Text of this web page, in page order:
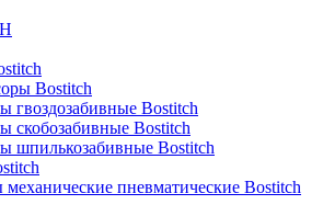
Bostitch
гвоздозабивные Bostitch
скобозабивные Bostitch
шпилькозабивные Bostitch
пневматические Bostitch